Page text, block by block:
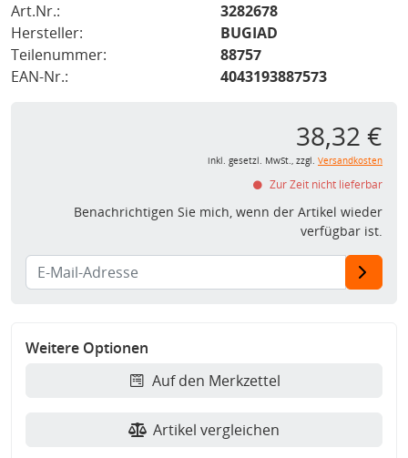
Art.Nr.:
3282678
Hersteller:
BUGIAD
Teilenummer:
88757
EAN-Nr.:
4043193887573
38,32 €
inkl. gesetzl. MwSt., zzgl. Versandkosten
Zur Zeit nicht lieferbar
Benachrichtigen Sie mich, wenn der Artikel wieder
verfügbar ist.
Weitere Optionen
Auf den Merkzettel
Artikel vergleichen